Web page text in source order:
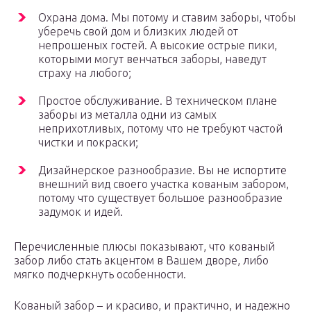
Охрана дома. Мы потому и ставим заборы, чтобы
уберечь свой дом и близких людей от
непрошеных гостей. А высокие острые пики,
которыми могут венчаться заборы, наведут
страху на любого;
Простое обслуживание. В техническом плане
заборы из металла одни из самых
неприхотливых, потому что не требуют частой
чистки и покраски;
Дизайнерское разнообразие. Вы не испортите
внешний вид своего участка кованым забором,
потому что существует большое разнообразие
задумок и идей.
Перечисленные плюсы показывают, что кованый
забор либо стать акцентом в Вашем дворе, либо
мягко подчеркнуть особенности.
Кованый забор – и красиво, и практично, и надежно